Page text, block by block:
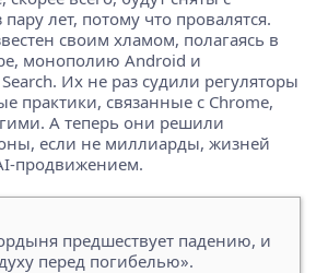
лет, потому что провалятся.
своим хламом, полагаясь в
монополию Android и
Их не раз судили регуляторы
практики, связанные с Chrome,
А теперь они решили
если не миллиарды, жизней
продвижением.
предшествует падению, и
перед погибелью».